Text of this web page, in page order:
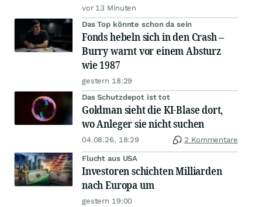
vor 13 Minuten
Das Top könnte schon da sein
Fonds hebeln sich in den Crash –
Burry warnt vor einem Absturz
wie 1987
gestern 18:29
Das Schutzdepot ist tot
Goldman sieht die KI-Blase dort,
wo Anleger sie nicht suchen
04.08.26, 18:29 2 Kommentare
Flucht aus USA
Investoren schichten Milliarden
nach Europa um
gestern 19:00